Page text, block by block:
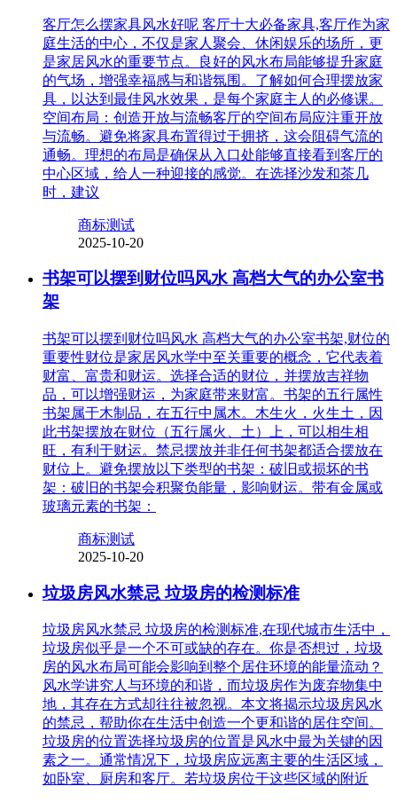
客厅怎么摆家具风水好呢 客厅十大必备家具,客厅作为家
庭生活的中心，不仅是家人聚会、休闲娱乐的场所，更
是家居风水的重要节点。良好的风水布局能够提升家庭
的气场，增强幸福感与和谐氛围。了解如何合理摆放家
具，以达到最佳风水效果，是每个家庭主人的必修课。
空间布局：创造开放与流畅客厅的空间布局应注重开放
与流畅。避免将家具布置得过于拥挤，这会阻碍气流的
通畅。理想的布局是确保从入口处能够直接看到客厅的
中心区域，给人一种迎接的感觉。在选择沙发和茶几
时，建议
商标测试
2025-10-20
书架可以摆到财位吗风水 高档大气的办公室书
架
书架可以摆到财位吗风水 高档大气的办公室书架,财位的
重要性财位是家居风水学中至关重要的概念，它代表着
财富、富贵和财运。选择合适的财位，并摆放吉祥物
品，可以增强财运，为家庭带来财富。书架的五行属性
书架属于木制品，在五行中属木。木生火，火生土，因
此书架摆放在财位（五行属火、土）上，可以相生相
旺，有利于财运。禁忌摆放并非任何书架都适合摆放在
财位上。避免摆放以下类型的书架：破旧或损坏的书
架：破旧的书架会积聚负能量，影响财运。带有金属或
玻璃元素的书架：
商标测试
2025-10-20
垃圾房风水禁忌 垃圾房的检测标准
垃圾房风水禁忌 垃圾房的检测标准,在现代城市生活中，
垃圾房似乎是一个不可或缺的存在。你是否想过，垃圾
房的风水布局可能会影响到整个居住环境的能量流动？
风水学讲究人与环境的和谐，而垃圾房作为废弃物集中
地，其存在方式却往往被忽视。本文将揭示垃圾房风水
的禁忌，帮助你在生活中创造一个更和谐的居住空间。
垃圾房的位置选择垃圾房的位置是风水中最为关键的因
素之一。通常情况下，垃圾房应远离主要的生活区域，
如卧室、厨房和客厅。若垃圾房位于这些区域的附近